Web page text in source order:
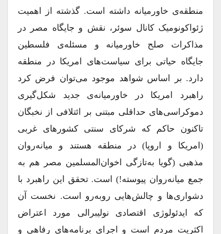
منطقه‌ی خاورمیانه داشته است. گذشته از اهمیت
ژئواکونومیک کانال سوئر، نقش و جایگاه مصر در
مذاکرات صلح خاورمیانه و مسئله‌ی فلسطین
جایگاه حیاتی برای سیاست‌های امریکا در منطقه
دارد. بر اساس شواهد موجود می‌توان فرض کرد
راهبرد امریکا در خاورمیانه‌ی جدید شکل‌گیری
دموکراسی‌های حداقلی مبتنی بر ائتلافی از نخبگان
تاکنون حاکم که شرکای سنتی کشورهای غربی
(امریکا و اروپا) در منطقه هستند و میانه‌روان
مذهبی (گویا به‌تازگی اخوان‌المسلمین مصر هم به
جمع میانه‌روان پیوسته!) است. تحقق این راهبرد با
دشواری‌ها و چالش‌هایی روبه‌رو است. نخست آن
که ایدئولوژی اقتصادی نولیبرالی مورد اعتراض
اکثریت مردم است و اجرای برنامه‌های رفاهی و